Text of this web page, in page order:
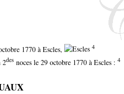
1770 à Escles, 4
2des noces le 29 octobre 1770 à Escles : 4